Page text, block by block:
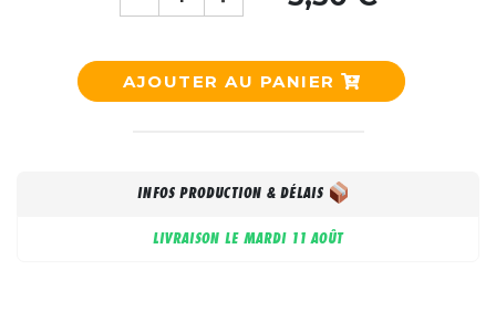
AJOUTER AU PANIER
INFOS PRODUCTION & DÉLAIS
LIVRAISON LE MARDI 11 AOÛT